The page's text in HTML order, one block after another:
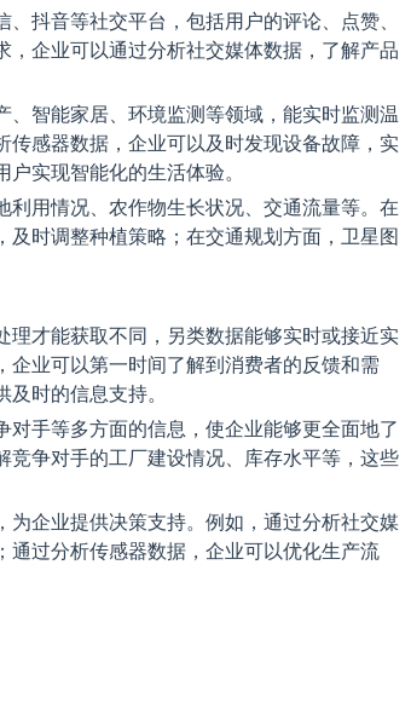
抖音等社交平台，包括用户的评论、点赞、
企业可以通过分析社交媒体数据，了解产品
智能家居、环境监测等领域，能实时监测温
感器数据，企业可以及时发现设备故障，实
实现智能化的生活体验。
用情况、农作物生长状况、交通流量等。在
时调整种植策略；在交通规划方面，卫星图
才能获取不同，另类数据能够实时或接近实
业可以第一时间了解到消费者的反馈和需
时的信息支持。
手等多方面的信息，使企业能够更全面地了
争对手的工厂建设情况、库存水平等，这些
企业提供决策支持。例如，通过分析社交媒
过分析传感器数据，企业可以优化生产流